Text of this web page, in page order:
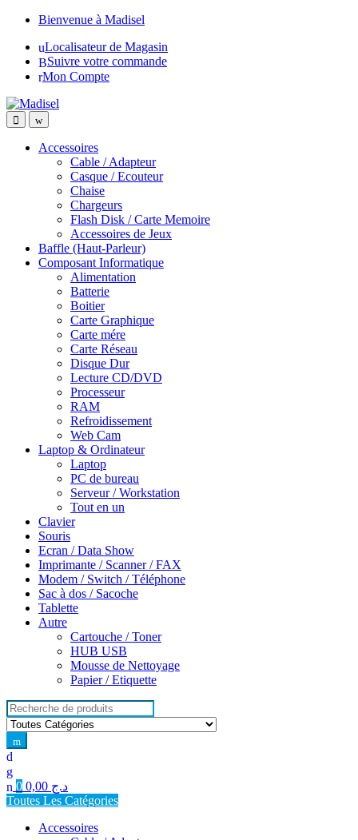
Skip
navigation
Skip
content
Bienvenue à Madisel
Localisateur de Magasin
Suivre votre commande
Mon Compte
Accessoires
Cable / Adapteur
Casque / Ecouteur
Chaise
Chargeurs
Flash Disk / Carte Memoire
Accessoires de Jeux
Baffle (Haut-Parleur)
Composant Informatique
Alimentation
Batterie
Boitier
Carte Graphique
Carte mére
Carte Réseau
Disque Dur
Lecture CD/DVD
Processeur
RAM
Refroidissement
Web Cam
Laptop & Ordinateur
Laptop
PC de bureau
Serveur / Workstation
Tout en un
Clavier
Souris
Ecran / Data Show
Imprimante / Scanner / FAX
Modem / Switch / Téléphone
Sac à dos / Sacoche
Tablette
Autre
Cartouche / Toner
HUB USB
Mousse de Nettoyage
Papier / Etiquette
Search
for:
0 د.ج
Toutes Les Catégories
Accessoires